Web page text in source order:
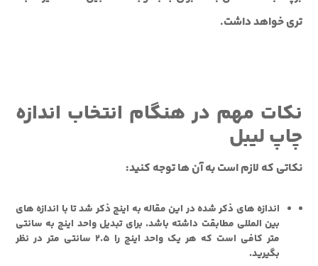
تری خواهد داشت.
نکات مهم در هنگام انتخاب اندازه
چاپ لیبل
نکاتی که لازم است به آن ها توجه کنید:
اندازه های ذکر شده در این مقاله به اینچ ذکر شد تا با اندازه های
بین المللی مطابقت داشته باشد. برای تبدیل واحد اینچ به سانتی
متر کافی است که هر یک واحد اینچ را 2.5 سانتی متر در نظر
بگیرید.